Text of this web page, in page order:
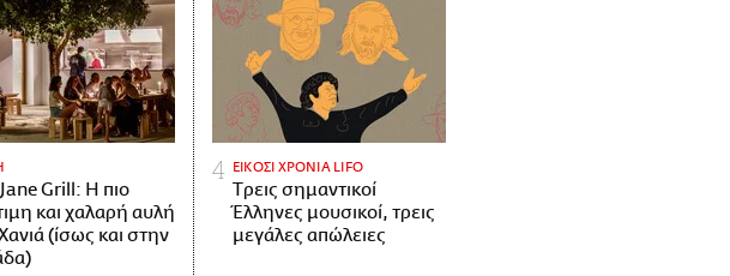
Grill: Η πιο
και χαλαρή αυλή
(ίσως και στην
ΕΙΚΟΣΙ ΧΡΟΝΙΑ LIFO
Tρεις σημαντικοί
Έλληνες μουσικοί, τρεις
μεγάλες απώλειες